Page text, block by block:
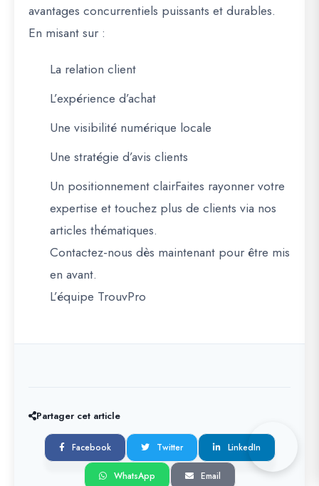
avantages concurrentiels puissants et durables.
En misant sur :
La relation client
L’expérience d’achat
Une visibilité numérique locale
Une stratégie d’avis clients
Un positionnement clairFaites rayonner votre
expertise et touchez plus de clients via nos
articles thématiques.
Contactez-nous dès maintenant pour être mis
en avant.
L’équipe TrouvPro
Partager cet article
Facebook Twitter LinkedIn
WhatsApp Email